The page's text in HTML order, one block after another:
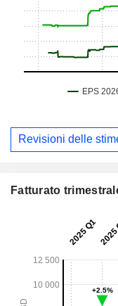
Revisioni delle
Fatturato